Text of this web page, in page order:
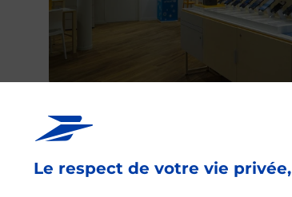
Le respect de votre vie
Vous recherchez un smartphone pas cher
vous ? Découvrez notre offre de
dans vos bureaux de Poste à